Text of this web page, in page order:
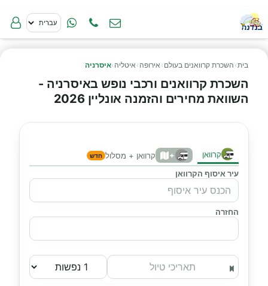
בית› השכרת קרוואנים בעולם › אירופה › איטליה ›איסרניה
השכרת קרוואנים ורכבי נופש באיסרניה -
השוואת מחירים והזמנה אונליין 2026
קרוואן + קרוואן + מסלול חדש
עיר איסוף הקרוואן
החזרה